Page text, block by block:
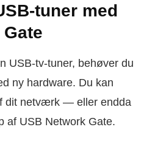
tuner med
USB-tv-tuner, behøver du
ny hardware. Du kan
dit netværk — eller endda
USB Network Gate.